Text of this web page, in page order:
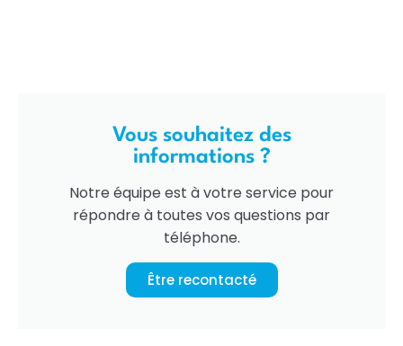
Vous souhaitez des
informations ?
Notre équipe est à votre service pour
répondre à toutes vos questions par
téléphone.
Être recontacté